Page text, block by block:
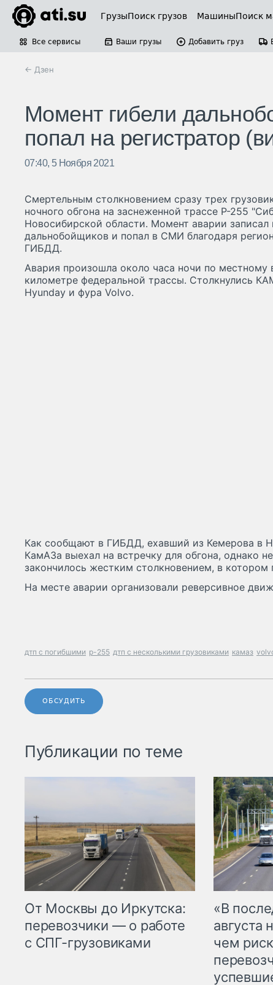
ГрузыПоиск грузов МашиныПоиск
Все сервисы Ваши грузы Добавить груз
← Дзен
Момент гибели
попал на регистратор
07:40, 5 Ноября 2021
Смертельным столкновением сразу трех
ночного обгона на заснеженной трассе Р-255
Новосибирской области. Момент аварии записал
дальнобойщиков и попал в СМИ благодаря
ГИБДД.
Авария произошла около часа ночи по
километре федеральной трассы. Столкнулись
Hyunday и фура Volvo.
Как сообщают в ГИБДД, ехавший из Кемерова в
КамАЗа выехал на встречку для обгона, однако
закончилось жестким столкновением, в котором
На месте аварии организовали реверсивное
дтп с погибшими р-255 дтп с несколькими грузовиками камаз
ОБСУДИТЬ
Публикации по теме
От Москвы до Иркутска:
перевозчики — о работе
с СПГ-грузовиками
«В
августа
чем